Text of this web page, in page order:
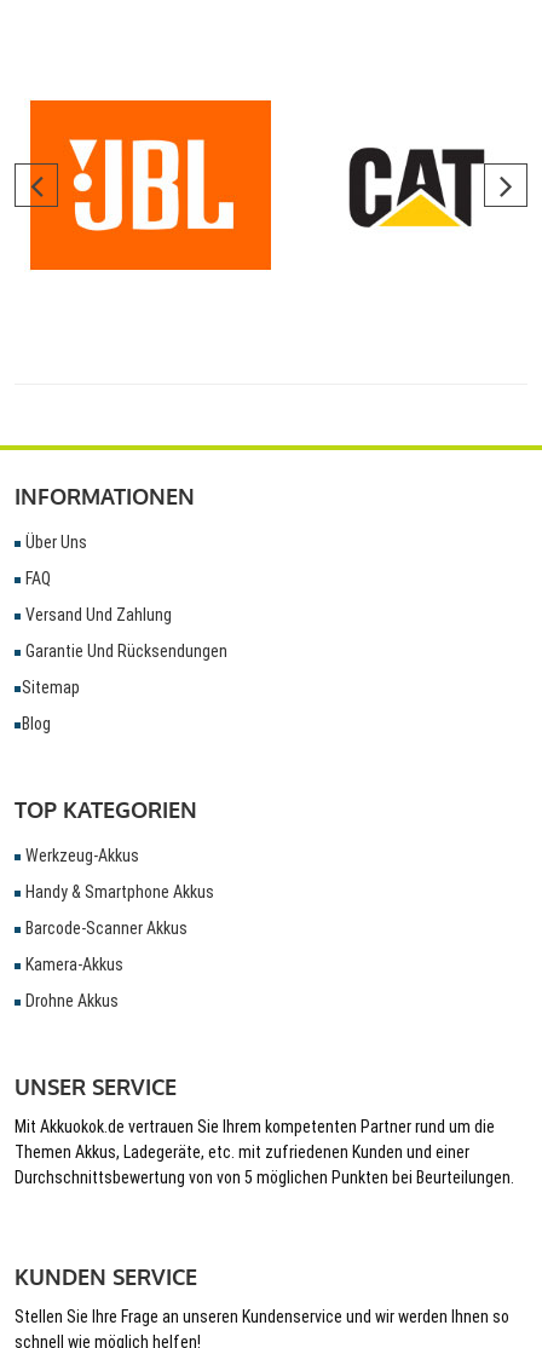
INFORMATIONEN
Über Uns
FAQ
Versand Und Zahlung
Garantie Und Rücksendungen
Sitemap
Blog
TOP KATEGORIEN
Werkzeug-Akkus
Handy & Smartphone Akkus
Barcode-Scanner Akkus
Kamera-Akkus
Drohne Akkus
UNSER SERVICE
Mit Akkuokok.de vertrauen Sie Ihrem kompetenten Partner rund um die
Themen Akkus, Ladegeräte, etc. mit zufriedenen Kunden und einer
Durchschnittsbewertung von von 5 möglichen Punkten bei Beurteilungen.
KUNDEN SERVICE
Stellen Sie Ihre Frage an unseren Kundenservice und wir werden Ihnen so
schnell wie möglich helfen!